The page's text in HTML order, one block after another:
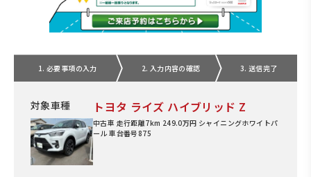
1. 必要事項の入力 2. 入力内容の確認 3. 送信完了
対象車種 トヨタ ライズ ハイブリッド Z
中古車 走行距離7km 249.0万円 シャイニングホワイトパ
ール 車台番号875